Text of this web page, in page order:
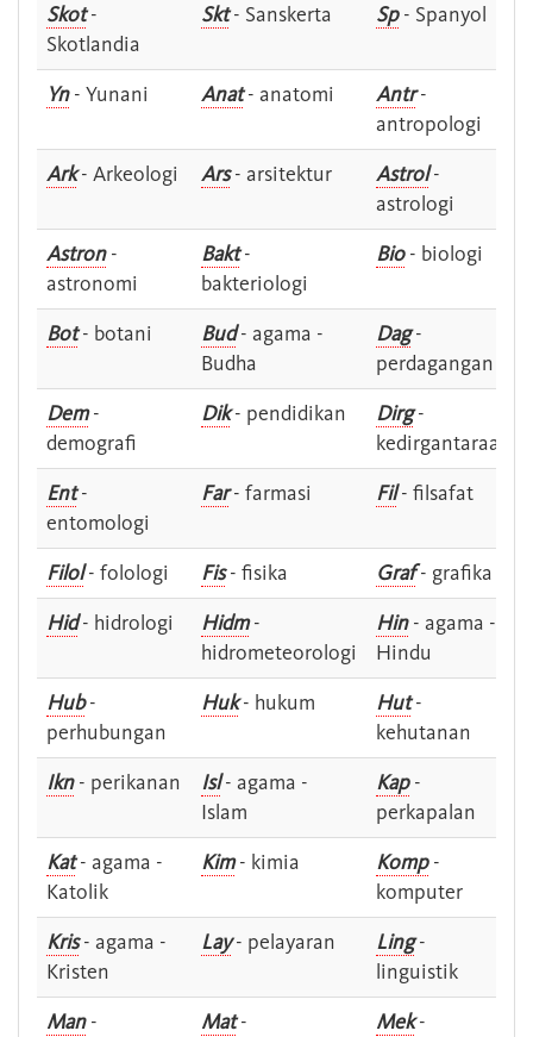
Skot-
Skotlandia
Skt- Sanskerta Sp- Spanyol
Yn- Yunani Anat- anatomi Antr-
antropologi
Ark- Arkeologi Ars- arsitektur Astrol-
astrologi
Astron-
astronomi
Bakt-
bakteriologi
Bio- biologi
Bot- botani Bud- agama -
Budha
Dag-
perdagangan
Dem-
demografi
Dik- pendidikan Dirg-
kedirgantaraan
Ent-
entomologi
Far- farmasi Fil- filsafat
Filol- folologi Fis- fisika Graf- grafika
Hid- hidrologi Hidm-
hidrometeorologi
Hin- agama -
Hindu
Hub-
perhubungan
Huk- hukum Hut-
kehutanan
Ikn- perikanan Isl- agama -
Islam
Kap-
perkapalan
Kat- agama -
Katolik
Kim- kimia Komp-
komputer
Kris- agama -
Kristen
Lay- pelayaran Ling-
linguistik
Man-
Mat-
Mek-